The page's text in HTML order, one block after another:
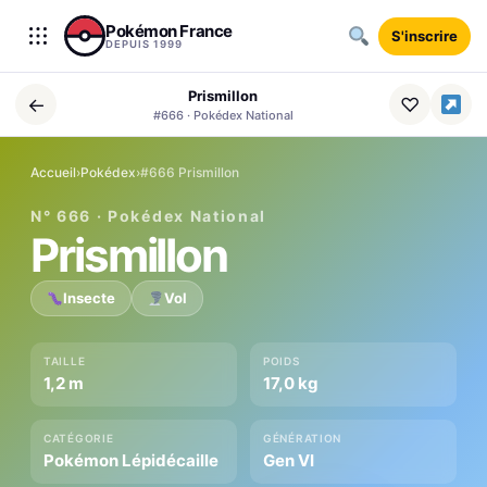
Aller au contenu
Pokémon France
DEPUIS 1999 S'inscrire
← Prismillon
#666 · Pokédex National ♡
Accueil›Pokédex›#666 Prismillon
N° 666 · Pokédex National
Prismillon
Insecte Vol
TAILLE
1,2 m
POIDS
17,0 kg
CATÉGORIE
Pokémon Lépidécaille
GÉNÉRATION
Gen VI